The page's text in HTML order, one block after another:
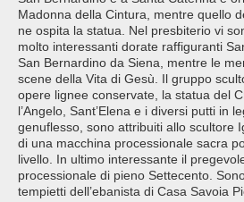
Madonna della Cintura, mentre quello
ne ospita la statua. Nel presbiterio vi
molto interessanti dorate raffiguranti
San Bernardino da Siena, mentre le
scene della Vita di Gesù. Il gruppo
opere lignee conservate, la statua del
l’Angelo, Sant’Elena e i diversi putti in
genuflesso, sono attribuiti allo scultore
di una macchina processionale sacra
livello. In ultimo interessante il
processionale di pieno Settecento.
tempietti dell’ebanista di Casa Savoia